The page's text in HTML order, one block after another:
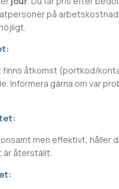
på
finns åtkomst (portkod/
Informera gärna om var
men effektivt, håller
är återställt.